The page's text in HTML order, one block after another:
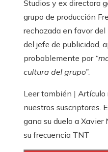
Studios y ex directora
grupo de producción
rechazada en favor
del jefe de publicidad,
probablemente por
cultura del grupo”.
Leer también | Artículo
nuestros suscriptores.
gana su duelo a Xavier
su frecuencia TNT